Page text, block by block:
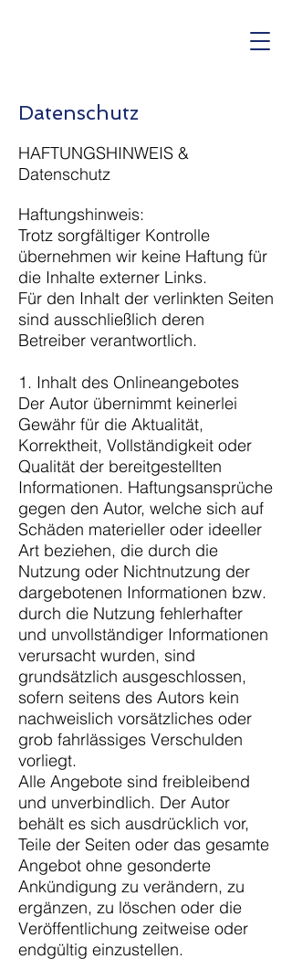
Datenschutz
HAFTUNGSHINWEIS &
Datenschutz
Haftungshinweis:
Trotz sorgfältiger Kontrolle
übernehmen wir keine Haftung für
die Inhalte externer Links.
Für den Inhalt der verlinkten Seiten
sind ausschließlich deren
Betreiber verantwortlich.
1. Inhalt des Onlineangebotes
Der Autor übernimmt keinerlei
Gewähr für die Aktualität,
Korrektheit, Vollständigkeit oder
Qualität der bereitgestellten
Informationen. Haftungsansprüche
gegen den Autor, welche sich auf
Schäden materieller oder ideeller
Art beziehen, die durch die
Nutzung oder Nichtnutzung der
dargebotenen Informationen bzw.
durch die Nutzung fehlerhafter
und unvollständiger Informationen
verursacht wurden, sind
grundsätzlich ausgeschlossen,
sofern seitens des Autors kein
nachweislich vorsätzliches oder
grob fahrlässiges Verschulden
vorliegt.
Alle Angebote sind freibleibend
und unverbindlich. Der Autor
behält es sich ausdrücklich vor,
Teile der Seiten oder das gesamte
Angebot ohne gesonderte
Ankündigung zu verändern, zu
ergänzen, zu löschen oder die
Veröffentlichung zeitweise oder
endgültig einzustellen.